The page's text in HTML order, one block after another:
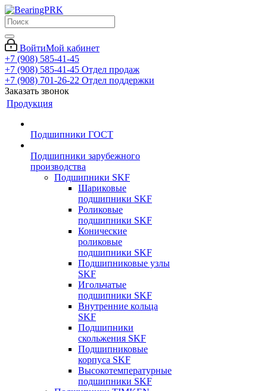
ВойтиМой кабинет
+7 (908) 585-41-45
+7 (908) 585-41-45 Отдел продаж
+7 (908) 701-26-22 Отдел поддержки
Заказать звонок
Продукция
Подшипники ГОСТ
Подшипники зарубежного
производства
Подшипники SKF
Шариковые
подшипники SKF
Роликовые
подшипники SKF
Конические
роликовые
подшипники SKF
Подшипниковые узлы
SKF
Игольчатые
подшипники SKF
Внутренние кольца
SKF
Подшипники
скольжения SKF
Подшипниковые
корпуса SKF
Высокотемпературные
подшипники SKF